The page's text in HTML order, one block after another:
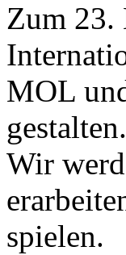
Zum 23.
MOL
gestalten.
Wir
spielen.